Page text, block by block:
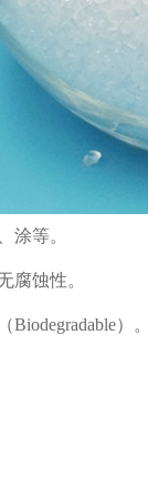
涂等。
腐蚀性。
）